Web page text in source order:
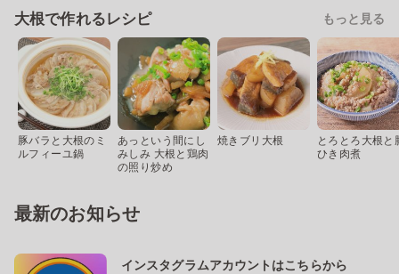
大根で作れるレシピ もっと見る
豚バラと大根のミ
ルフィーユ鍋
あっという間にし
みしみ 大根と鶏肉
の照り炒め
焼きブリ大根
とろとろ大根と
ひき肉煮
最新のお知らせ
インスタグラムアカウントはこちらから